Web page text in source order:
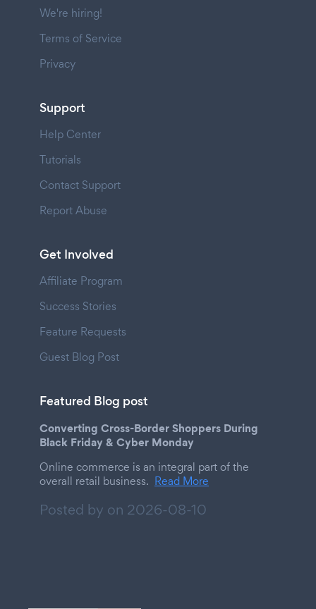
We're hiring!
Terms of Service
Privacy
Support
Help Center
Tutorials
Contact Support
Report Abuse
Get Involved
Affiliate Program
Success Stories
Feature Requests
Guest Blog Post
Featured Blog post
Converting Cross-Border Shoppers During
Black Friday & Cyber Monday
Online commerce is an integral part of the
overall retail business. Read More
Posted by on 2026-08-10